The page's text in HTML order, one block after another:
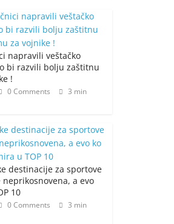
napravili veštačko
bi razvili bolju zaštitnu
!
0 Comments
3 min
destinacije za sportove
neprikosnovena, a evo
10
0 Comments
3 min